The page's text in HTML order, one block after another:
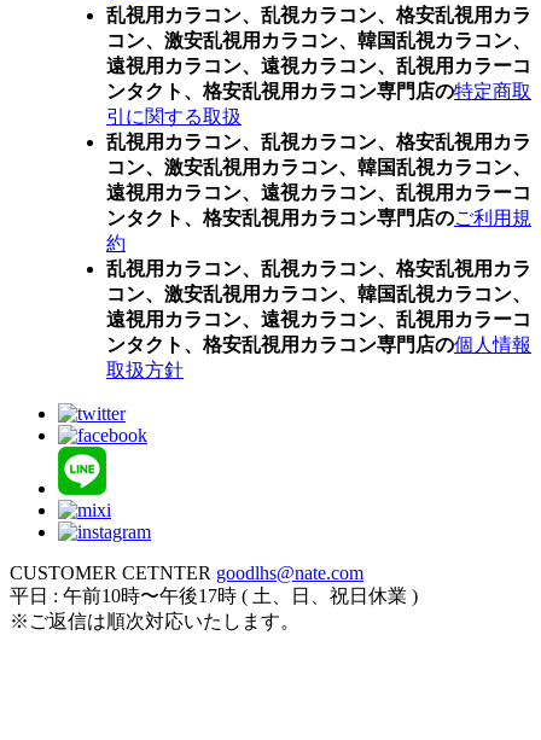
乱視用カラコン、乱視カラコン、格安乱視用カラ
コン、激安乱視用カラコン、韓国乱視カラコン、
遠視用カラコン、遠視カラコン、乱視用カラーコ
ンタクト、格安乱視用カラコン専門店の特定商取
引に関する取扱
乱視用カラコン、乱視カラコン、格安乱視用カラ
コン、激安乱視用カラコン、韓国乱視カラコン、
遠視用カラコン、遠視カラコン、乱視用カラーコ
ンタクト、格安乱視用カラコン専門店のご利用規
約
乱視用カラコン、乱視カラコン、格安乱視用カラ
コン、激安乱視用カラコン、韓国乱視カラコン、
遠視用カラコン、遠視カラコン、乱視用カラーコ
ンタクト、格安乱視用カラコン専門店の個人情報
取扱方針
CUSTOMER CETNTER goodlhs@nate.com
平日 : 午前10時〜午後17時 ( 土、日、祝日休業 )
※ご返信は順次対応いたします。